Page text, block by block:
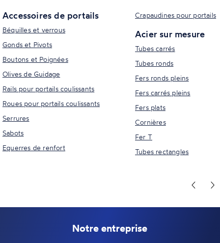
Accessoires de portails
Béquilles et verrous
Gonds et Pivots
Boutons et Poignées
Olives de Guidage
Rails pour portails coulissants
Roues pour portails coulissants
Serrures
Sabots
Equerres de renfort
Crapaudines pour portails
Acier sur mesure
Tubes carrés
Tubes ronds
Fers ronds pleins
Fers carrés pleins
Fers plats
Cornières
Fer T
Tubes rectangles
Notre entreprise